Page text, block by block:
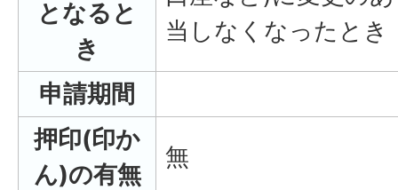
となると
き
当しなくなったとき
申請期間
押印(印か
ん)の有無
無